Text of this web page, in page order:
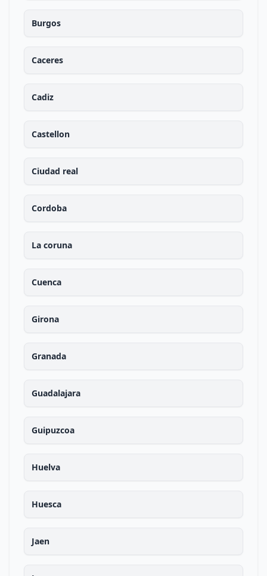
Burgos
Caceres
Cadiz
Castellon
Ciudad real
Cordoba
La coruna
Cuenca
Girona
Granada
Guadalajara
Guipuzcoa
Huelva
Huesca
Jaen